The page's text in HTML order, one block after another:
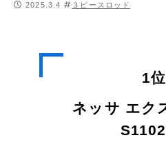
2025.3.4 ３ピースロッド
1位
ネッサ エク